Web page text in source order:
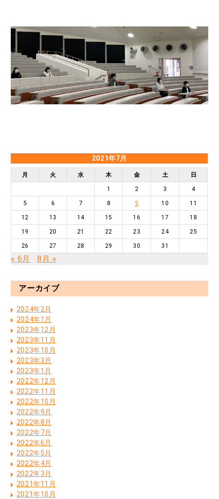
2021年7月
月 火 水 木 金 土 日
1 2 3 4
5 6 7 8 9 10 11
12 13 14 15 16 17 18
19 20 21 22 23 24 25
26 27 28 29 30 31
« 6月 8月 »
アーカイブ
2024年2月
2024年1月
2023年12月
2023年11月
2023年10月
2023年3月
2023年1月
2022年12月
2022年11月
2022年10月
2022年9月
2022年8月
2022年7月
2022年6月
2022年5月
2022年4月
2022年3月
2021年11月
2021年10月